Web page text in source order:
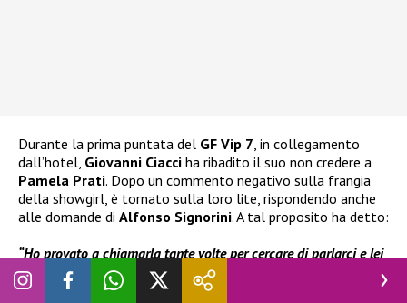
Durante la prima puntata del GF Vip 7, in collegamento
dall’hotel, Giovanni Ciacci ha ribadito il suo non credere a
Pamela Prati. Dopo un commento negativo sulla frangia
della showgirl, è tornato sulla loro lite, rispondendo anche
alle domande di Alfonso Signorini. A tal proposito ha detto:
“Ho provato a chiamarla tante volte per cercare di parlarci e lei
non mi ha mai risposto. Io penso che se lei è stata veramente
truffata o raggirata e ci darà le prove in questo percorso, io